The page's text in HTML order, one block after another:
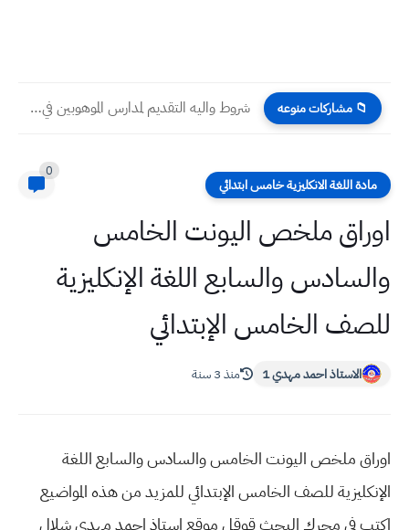
📁 مشاركات منوعه شروط واليه التقديم لمدارس الموهوبين في العراق 2023 مع استمارة...
مادة اللغة الانكليزية خامس ابتدائي
0
اوراق ملخص اليونت الخامس
والسادس والسابع اللغة الإنكليزية
للصف الخامس الإبتدائي
الاستاذ احمد مهدي 1 منذ 3 سنة
اوراق ملخص اليونت الخامس والسادس والسابع اللغة
الإنكليزية للصف الخامس الإبتدائي للمزيد من هذه المواضيع
اكتب في محرك البحث قوقل موقع استاذ احمد مهدي شلال